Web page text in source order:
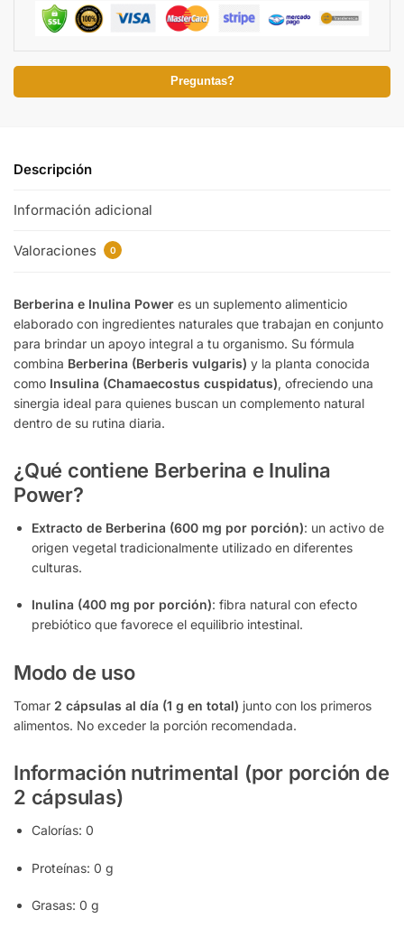
Preguntas?
Descripción
Información adicional
Valoraciones 0
Berberina e Inulina Power es un suplemento alimenticio
elaborado con ingredientes naturales que trabajan en conjunto
para brindar un apoyo integral a tu organismo. Su fórmula
combina Berberina (Berberis vulgaris) y la planta conocida
como Insulina (Chamaecostus cuspidatus), ofreciendo una
sinergia ideal para quienes buscan un complemento natural
dentro de su rutina diaria.
¿Qué contiene Berberina e Inulina
Power?
Extracto de Berberina (600 mg por porción): un activo de
origen vegetal tradicionalmente utilizado en diferentes
culturas.
Inulina (400 mg por porción): fibra natural con efecto
prebiótico que favorece el equilibrio intestinal.
Modo de uso
Tomar 2 cápsulas al día (1 g en total) junto con los primeros
alimentos. No exceder la porción recomendada.
Información nutrimental (por porción de
2 cápsulas)
Calorías: 0
Proteínas: 0 g
Grasas: 0 g